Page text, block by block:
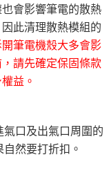
會影響筆電的散熱
此清理散熱模組的
筆電機殼大多會影
請先確定保固條款
益。
口及出氣口周圍的
然要打折扣。